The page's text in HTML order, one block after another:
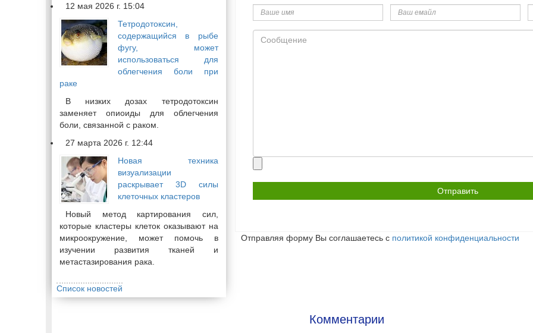
12 мая 2026 г. 15:04
Тетродотоксин,
содержащийся в рыбе
фугу, может
использоваться для
облегчения боли при
раке
В низких дозах тетродотоксин
заменяет опиоиды для облегчения
боли, связанной с раком.
27 марта 2026 г. 12:44
Новая техника
визуализации
раскрывает 3D силы
клеточных кластеров
Новый метод картирования сил,
которые кластеры клеток оказывают на
микроокружение, может помочь в
изучении развития тканей и
метастазирования рака.
Список новостей
имя
емайл
Сообщение
Отправляя форму Вы соглашаетесь с политикой конфиденциальности
Комментарии